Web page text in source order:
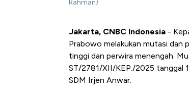
Rahman)
Jakarta, CNBC Indonesia -
Prabowo melakukan mutasi dan
tinggi dan perwira menengah.
ST/2781/XII/KEP./2025 tanggal
SDM Irjen Anwar.